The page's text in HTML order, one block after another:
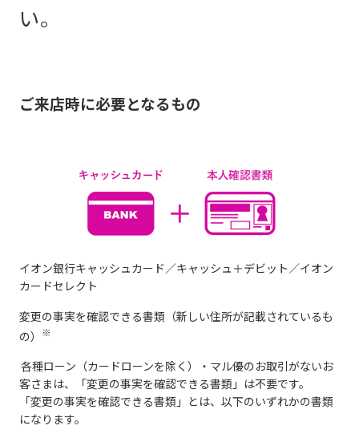
い。
ご来店時に必要となるもの
イオン銀行キャッシュカード／キャッシュ＋デビット／イオン
カードセレクト
変更の事実を確認できる書類（新しい住所が記載されているも
の）
※
各種ローン（カードローンを除く）・マル優のお取引がないお
客さまは、「変更の事実を確認できる書類」は不要です。
「変更の事実を確認できる書類」とは、以下のいずれかの書類
になります。